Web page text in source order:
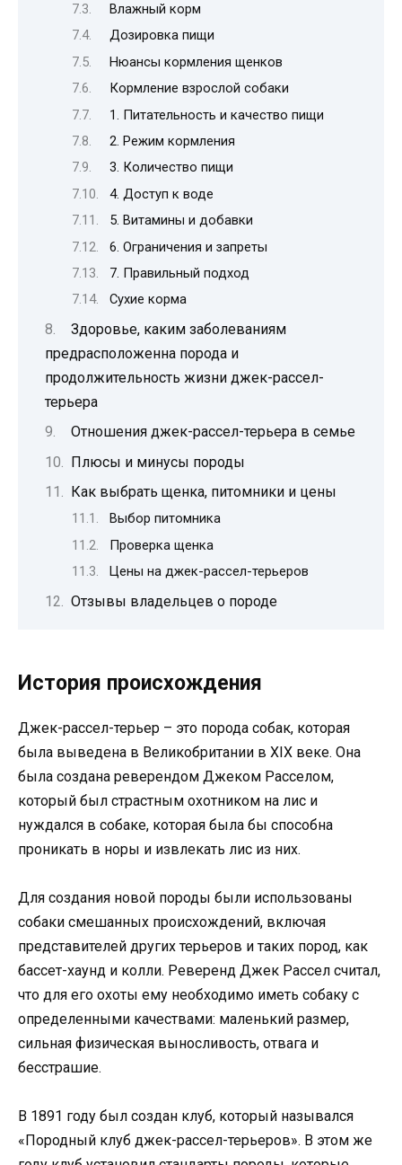
Влажный корм
Дозировка пищи
Нюансы кормления щенков
Кормление взрослой собаки
1. Питательность и качество пищи
2. Режим кормления
3. Количество пищи
4. Доступ к воде
5. Витамины и добавки
6. Ограничения и запреты
7. Правильный подход
Сухие корма
Здоровье, каким заболеваниям
предрасположенна порода и
продолжительность жизни джек-рассел-
терьера
Отношения джек-рассел-терьера в семье
Плюсы и минусы породы
Как выбрать щенка, питомники и цены
Выбор питомника
Проверка щенка
Цены на джек-рассел-терьеров
Отзывы владельцев о породе
История происхождения
Джек-рассел-терьер – это порода собак, которая
была выведена в Великобритании в XIX веке. Она
была создана реверендом Джеком Расселом,
который был страстным охотником на лис и
нуждался в собаке, которая была бы способна
проникать в норы и извлекать лис из них.
Для создания новой породы были использованы
собаки смешанных происхождений, включая
представителей других терьеров и таких пород, как
бассет-хаунд и колли. Реверенд Джек Рассел считал,
что для его охоты ему необходимо иметь собаку с
определенными качествами: маленький размер,
сильная физическая выносливость, отвага и
бесстрашие.
В 1891 году был создан клуб, который назывался
«Породный клуб джек-рассел-терьеров». В этом же